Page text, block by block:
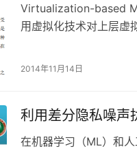
Virtualization-based
用虚拟化技术对上层虚
2014年11月14日
利用差分隐私噪声
在机器学习（ML）和